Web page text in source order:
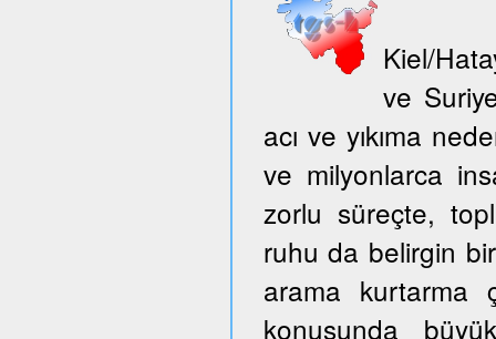
Kiel/
ve
acı ve yıkıma
ve milyonlarca
zorlu süreçte,
ruhu da belirgin bir
arama kurtarma
konusunda